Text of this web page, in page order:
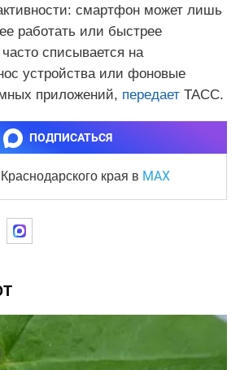
смартфон может лишь
работать или быстрее
списывается на
устройства или фоновые
приложений, передает ТАСС.
ПОДПИСАТЬСЯ
края в MAX